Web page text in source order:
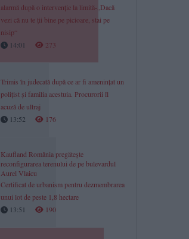
alarmă după o intervenție la limită-„Dacă
vezi că nu te ții bine pe picioare, stai pe
nisip“
14:01
273
Trimis în judecată după ce ar fi amenințat un
polițist și familia acestuia. Procurorii îl
acuză de ultraj
13:52
176
Kaufland România pregătește
reconfigurarea terenului de pe bulevardul
Aurel Vlaicu
Certificat de urbanism pentru dezmembrarea
unui lot de peste 1,8 hectare
13:51
190